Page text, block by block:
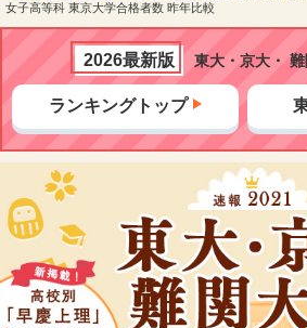
ッ
ト
女子高等科 東京大学合格者数 昨年比較
2026最新版 東大・京大・
ランキングトップ